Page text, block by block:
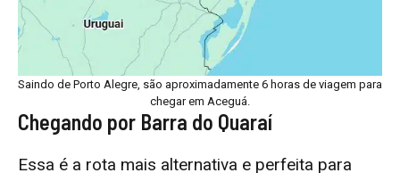
Saindo de Porto Alegre, são aproximadamente 6 horas de viagem para
chegar em Aceguá.
Chegando por Barra do Quaraí
Essa é a rota mais alternativa e perfeita para